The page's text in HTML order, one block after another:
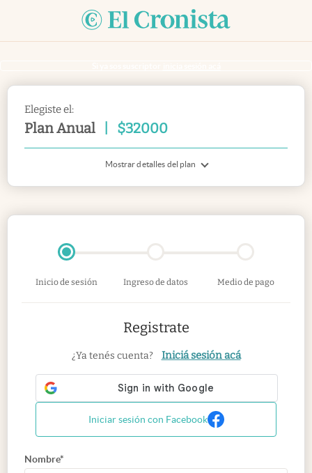
Elegiste el:
Plan Anual $32000
Mostrar detalles del plan
Inicio de sesión Ingreso de datos Medio de pago
Registrate
¿Ya tenés cuenta? Iniciá sesión acá
Iniciar sesión con Facebook
Nombre*